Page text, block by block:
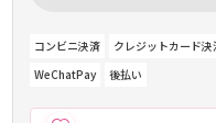
コンビニ決済 クレジットカード決
WeChatPay
後払い